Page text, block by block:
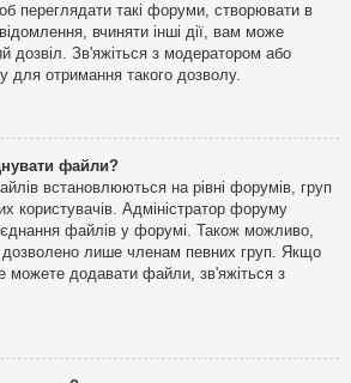
переглядати такі форуми, створювати в
вчиняти інші дії, вам може
дозвіл. Зв'яжіться з модератором або
для отримання такого дозволу.
файли?
встановлюються на рівні форумів, груп
користувачів. Адміністратор форуму
файлів у форумі. Також можливо,
лише членам певних груп. Якщо
можете додавати файли, зв'яжіться з